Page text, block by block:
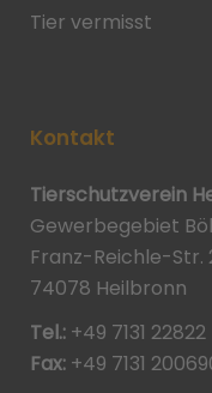
Tier vermisst
Kontakt
Tierschutzverein
Gewerbegebiet
Franz-Reichle-Str.
74078 Heilbronn
Tel.: +49 7131 22822
Fax: +49 7131